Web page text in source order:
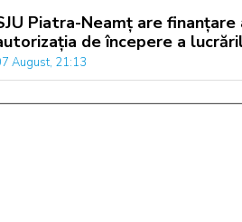
Piatra-Neamț are
de începere a
August, 21:13